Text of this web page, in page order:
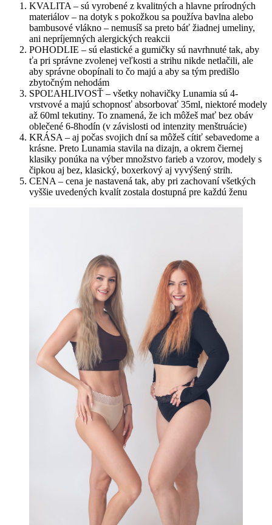
KVALITA – sú vyrobené z kvalitných a hlavne prírodných
materiálov – na dotyk s pokožkou sa používa bavlna alebo
bambusové vlákno – nemusíš sa preto báť žiadnej umeliny,
ani nepríjemných alergických reakcii
POHODLIE – sú elastické a gumičky sú navrhnuté tak, aby
ťa pri správne zvolenej veľkosti a strihu nikde netlačili, ale
aby správne obopínali to čo majú a aby sa tým predišlo
zbytočným nehodám
SPOĽAHLIVOSŤ – všetky nohavičky Lunamia sú 4-
vrstvové a majú schopnosť absorbovať 35ml, niektoré modely
až 60ml tekutiny. To znamená, že ich môžeš mať bez obáv
oblečené 6-8hodín (v závislosti od intenzity menštruácie)
KRÁSA – aj počas svojich dní sa môžeš cítiť sebavedome a
krásne. Preto Lunamia stavila na dizajn, a okrem čiernej
klasiky ponúka na výber množstvo farieb a vzorov, modely s
čipkou aj bez, klasický, boxerkový aj vyvýšený strih.
CENA – cena je nastavená tak, aby pri zachovaní všetkých
vyššie uvedených kvalít zostala dostupná pre každú ženu